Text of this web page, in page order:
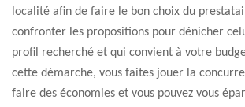
localité afin de faire le bon choix du
confronter les propositions pour dénicher
profil recherché et qui convient à votre
cette démarche, vous faites jouer la
faire des économies et vous pouvez vous